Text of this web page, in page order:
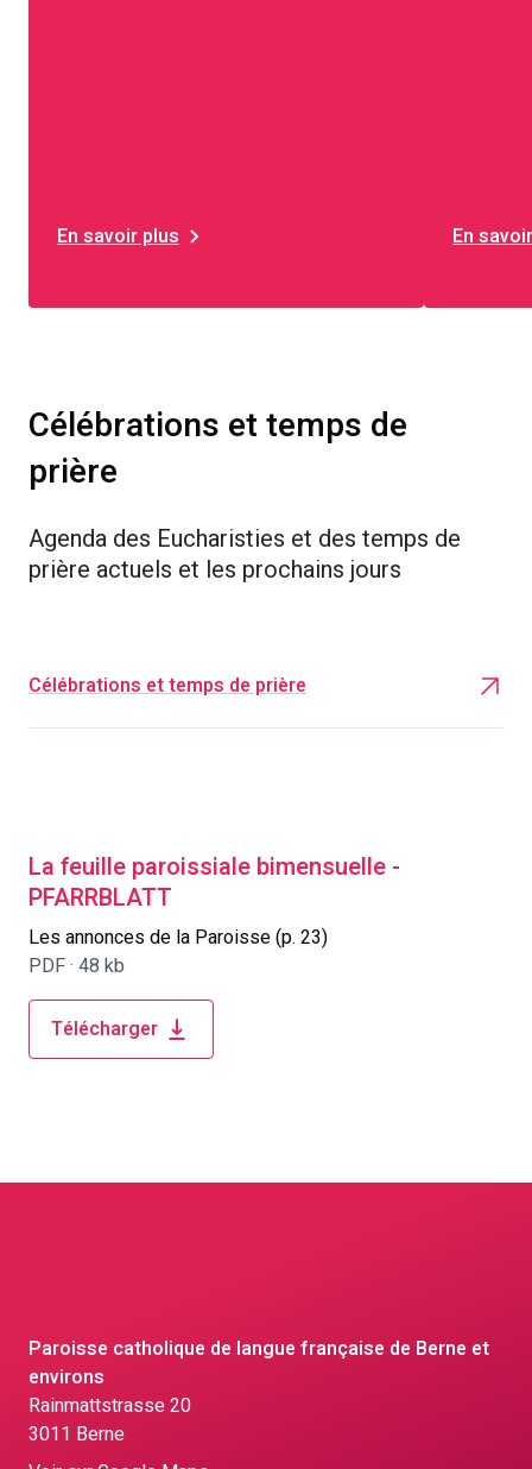
En savoir plus En
Célébrations et temps de
prière
Agenda des Eucharisties et des temps de
prière actuels et les prochains jours
Célébrations et temps de prière
La feuille paroissiale bimensuelle -
PFARRBLATT
Les annonces de la Paroisse (p. 23)
PDF · 48 kb
Télécharger
Paroisse catholique de langue française de Berne et
environs
Rainmattstrasse 20
3011 Berne